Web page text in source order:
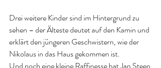
Drei weitere Kinder sind im Hintergrund zu
sehen – der Älteste deutet auf den Kamin und
erklärt den jüngeren Geschwistern, wie der
Nikolaus in das Haus gekommen ist.
Und noch eine kleine Raffinesse hat Jan Steen